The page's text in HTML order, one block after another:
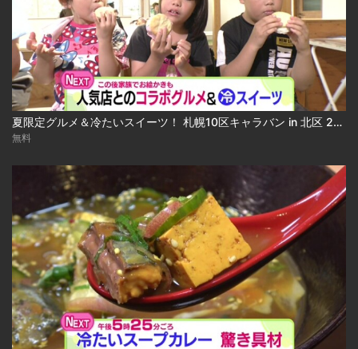
夏限定グルメ＆冷たいスイーツ！ 札幌10区キャラバン in 北区 2026-08-04
無料